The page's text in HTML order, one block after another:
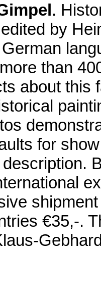
.
by
than
about this
for
€35,-.